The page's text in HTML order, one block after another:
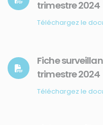
trimestre 2024
Téléchargez le
Fiche
trimestre 2024
Téléchargez le